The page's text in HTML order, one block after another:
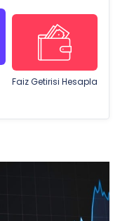
Faiz Getirisi Hesapla